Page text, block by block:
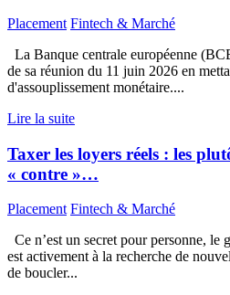
Placement Fintech & Marché
La Banque centrale européenne
de sa réunion du 11 juin 2026 en
d'assouplissement monétaire....
Lire la suite
Taxer les loyers réels : les
« contre »…
Placement Fintech & Marché
Ce n’est un secret pour personne, le
est activement à la recherche de
de boucler...